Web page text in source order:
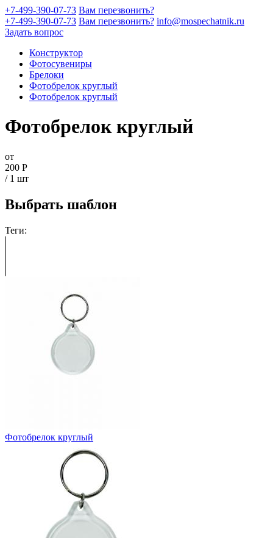
+7-499-390-07-73 Вам перезвонить?
+7-499-390-07-73 Вам перезвонить? info@mospechatnik.ru
Задать вопрос
Конструктор
Фотосувениры
Брелоки
Фотобрелок круглый
Фотобрелок круглый
Фотобрелок круглый
от
200 Р
/ 1 шт
Выбрать шаблон
Теги:
Фотобрелок круглый